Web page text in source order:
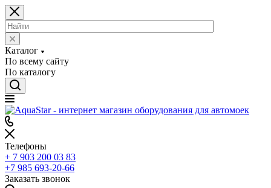
Каталог
По всему сайту
По каталогу
Телефоны
+ 7 903 200 03 83
+7 985 693-20-66
Заказать звонок